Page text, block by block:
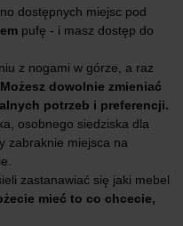
dostępnych miejsc pod
pufę - i masz dostęp do
z nogami w górze, a raz
Możesz dowolnie zmieniać
potrzeb i preferencji.
osobnego siedziska dla
zabraknie miejsca na
zastanawiać się jaki mebel
mieć to co chcecie,